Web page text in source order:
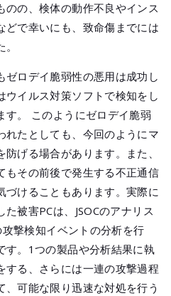
の、検体の動作不良やインス
どで幸いにも、致命傷までには
ロデイ脆弱性の悪用は成功し
ウイルス対策ソフトで検知をし
す。 このようにゼロデイ脆弱
れたとしても、今回のようにマ
げる場合があります。また、
もその前後で発生する不正通信
づけることもあります。実際に
被害PCは、JSOCのアナリス
撃検知イベントの分析を行
す。1つの製品や分析結果に執
する、さらには一連の攻撃過程
可能な限り迅速な対処を行う